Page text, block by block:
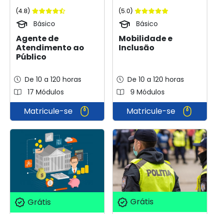
(4.8)
Básico
Agente de
Atendimento ao
Público
De 10 a 120 horas
17 Módulos
Matricule-se
(5.0)
Básico
Mobilidade e
Inclusão
De 10 a 120 horas
9 Módulos
Matricule-se
Grátis Grátis